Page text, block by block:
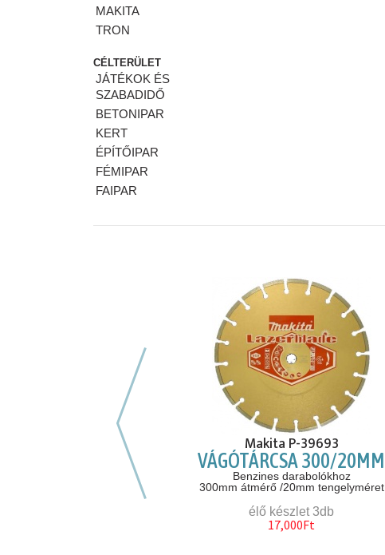
MAKITA
TRON
CÉLTERÜLET
JÁTÉKOK ÉS
SZABADIDŐ
BETONIPAR
KERT
ÉPÍTŐIPAR
FÉMIPAR
FAIPAR
Előző hasonló szerszámok
HŐLÉGBEFÚVÓ
Makita P-39693
VÁGÓTÁRCSA 300/20MM
Benzines darabolókhoz
300mm átmérő /20mm tengelyméret
élő készlet 3db
17,000Ft